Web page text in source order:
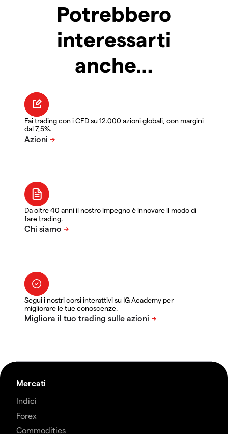
Potrebbero
interessarti
anche…
Fai trading con i CFD su 12.000 azioni globali, con margini
dal 7,5%.
Da oltre 40 anni il nostro impegno è innovare il modo di
fare trading.
Segui i nostri corsi interattivi su IG Academy per
migliorare le tue conoscenze.
Mercati
Indici
Forex
Commodities